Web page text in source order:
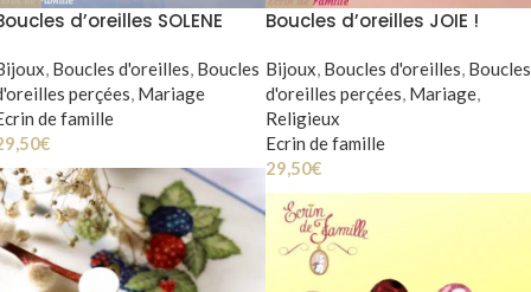
d’oreilles SOLENE
, Boucles d'oreilles, Boucles
perçées, Mariage
de famille
€
Boucles d’oreilles JOIE !
Bijoux, Boucles d'oreilles, Boucles
d'oreilles perçées, Mariage,
Religieux
Ecrin de famille
29,50€